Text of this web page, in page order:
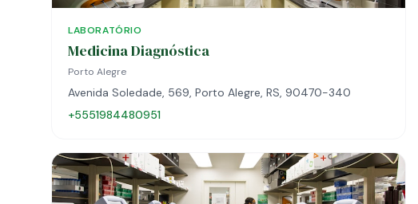
LABORATÓRIO
Medicina Diagnóstica
Porto Alegre
Avenida Soledade, 569, Porto Alegre, RS, 90470-340
+5551984480951